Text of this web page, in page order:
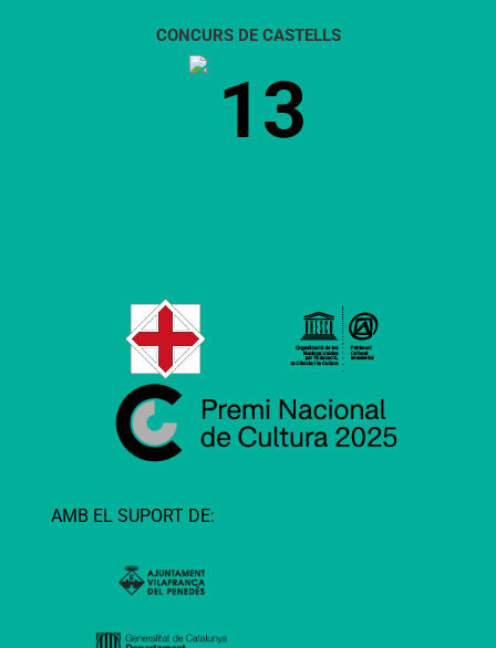
CONCURS DE CASTELLS
13
AMB EL SUPORT DE: